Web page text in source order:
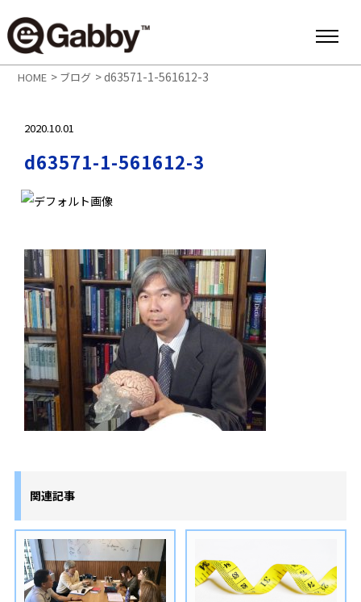
HOME > ブログ >d63571-1-561612-3
2020.10.01
d63571-1-561612-3
関連記事